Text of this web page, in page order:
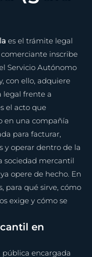
es el trámite legal
inscribe
Servicio Autónomo
con ello, adquiere
legal frente a
el acto que
en una compañía
para facturar,
y operar dentro de la
sociedad mercantil
opere de hecho. En
para qué sirve, cómo
exige y cómo se
en
pública encargada